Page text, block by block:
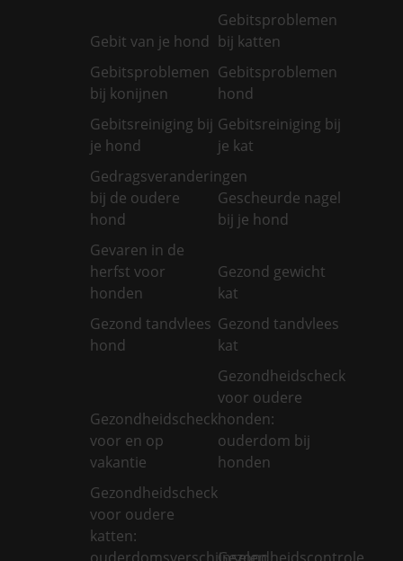
Gebit van je hond
Gebitsproblemen
bij katten
Gebitsproblemen
bij konijnen
Gebitsproblemen
hond
Gebitsreiniging bij
je hond
Gebitsreiniging bij
je kat
Gedragsveranderingen
bij de oudere
hond
Gescheurde nagel
bij je hond
Gevaren in de
herfst voor
honden
Gezond gewicht
kat
Gezond tandvlees
hond
Gezond tandvlees
kat
Gezondheidscheck
voor en op
vakantie
Gezondheidscheck
voor oudere
honden:
ouderdom bij
honden
Gezondheidscheck
voor oudere
katten: